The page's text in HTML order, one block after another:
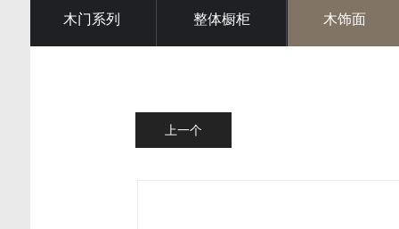
木门系列 整体橱柜 木饰面
上一个